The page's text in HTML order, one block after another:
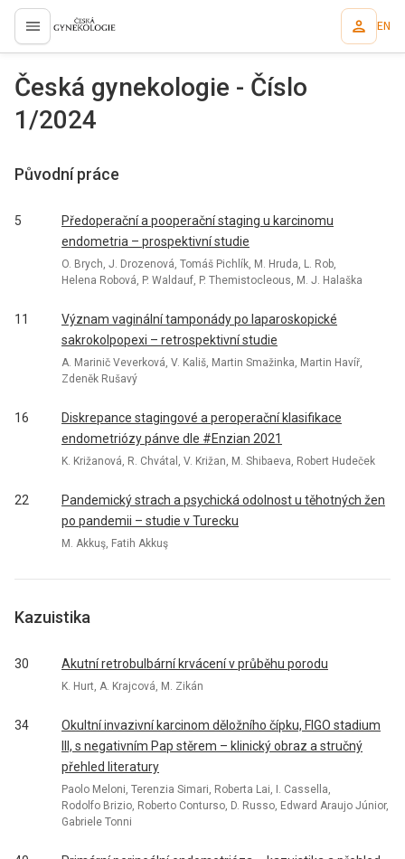
proLékaře.cz EN
Česká gynekologie - Číslo
1/2024
Původní práce
5
Předoperační a pooperační staging u karcinomu
endometria – prospektivní studie
O. Brych, J. Drozenová, Tomáš Pichlík, M. Hruda, L. Rob,
Helena Robová, P. Waldauf, P. Themistocleous, M. J. Halaška
11
Význam vaginální tamponády po laparoskopické
sakrokolpopexi – retrospektivní studie
A. Marinič Veverková, V. Kališ, Martin Smažinka, Martin Havíř,
Zdeněk Rušavý
16
Diskrepance stagingové a peroperační klasifikace
endometriózy pánve dle #Enzian 2021
K. Križanová, R. Chvátal, V. Križan, M. Shibaeva, Robert Hudeček
22
Pandemický strach a psychická odolnost u těhotných žen
po pandemii – studie v Turecku
M. Akkuş, Fatih Akkuş
Kazuistika
30 Akutní retrobulbární krvácení v průběhu porodu
K. Hurt, A. Krajcová, M. Zikán
34
Okultní invazivní karcinom děložního čípku, FIGO stadium
III, s negativním Pap stěrem – klinický obraz a stručný
přehled literatury
Paolo Meloni, Terenzia Simari, Roberta Lai, I. Cassella,
Rodolfo Brizio, Roberto Conturso, D. Russo, Edward Araujo Júnior,
Gabriele Tonni